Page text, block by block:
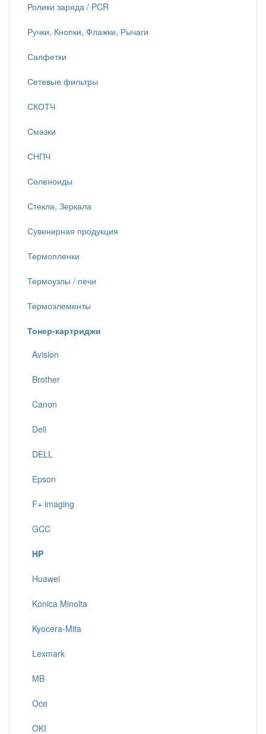
Ролики заряда / PCR
Ручки, Кнопки, Флажки, Рычаги
Салфетки
Сетевые фильтры
СКОТЧ
Смазки
СНПЧ
Соленоиды
Стекла, Зеркала
Сувенирная продукция
Термопленки
Термоузлы / печи
Термоэлементы
Тонер-картриджи
Avision
Brother
Canon
Deli
DELL
Epson
F+ imaging
GCC
HP
Huawei
Konica Minolta
Kyocera-Mita
Lexmark
MB
Oce
OKI